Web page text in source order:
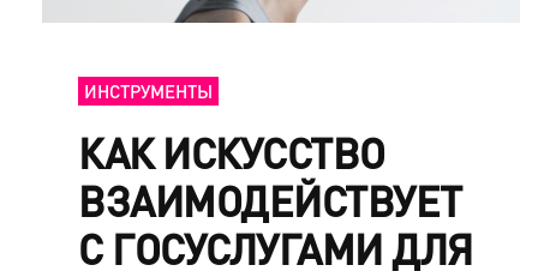
ИНСТРУМЕНТЫ
КАК ИСКУССТВО
ВЗАИМОДЕЙСТВУЕТ
С ГОСУСЛУГАМИ ДЛЯ